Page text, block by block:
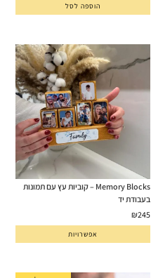
הוספה לסל
Memory Blocks – קוביות עץ עם תמונות
בעבודת יד
₪245
אפשרויות